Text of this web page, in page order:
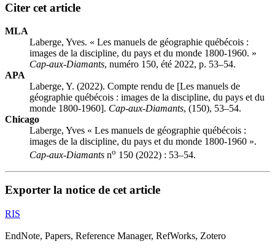
Citer cet article
MLA
Laberge, Yves. « Les manuels de géographie québécois :
images de la discipline, du pays et du monde 1800-1960. »
Cap-aux-Diamants, numéro 150, été 2022, p. 53–54.
APA
Laberge, Y. (2022). Compte rendu de [Les manuels de
géographie québécois : images de la discipline, du pays et du
monde 1800-1960]. Cap-aux-Diamants, (150), 53–54.
Chicago
Laberge, Yves « Les manuels de géographie québécois :
images de la discipline, du pays et du monde 1800-1960 ».
Cap-aux-Diamants no 150 (2022) : 53–54.
Exporter la notice de cet article
RIS
EndNote, Papers, Reference Manager, RefWorks, Zotero